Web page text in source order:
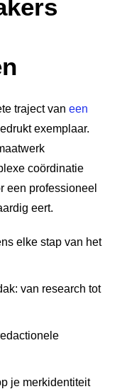
traject van een
exemplaar.
coördinatie
een professioneel
eert.
elke stap van het
van research tot
je merkidentiteit